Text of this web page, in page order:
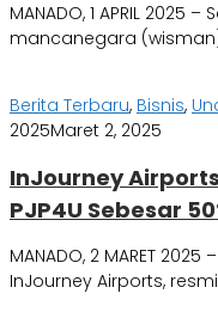
MANADO, 1 APRIL 2025
mancanegara
Berita Terbaru, Bisnis,
2025Maret 2, 2025
InJourney
PJP4U Sebesar
MANADO, 2 MARET
InJourney Airports,